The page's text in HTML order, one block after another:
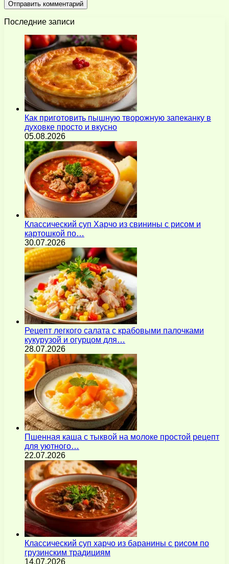
Последние записи
Как приготовить пышную творожную запеканку в
духовке просто и вкусно
05.08.2026
Классический суп Харчо из свинины с рисом и
картошкой по…
30.07.2026
Рецепт легкого салата с крабовыми палочками
кукурузой и огурцом для…
28.07.2026
Пшенная каша с тыквой на молоке простой рецепт
для уютного…
22.07.2026
Классический суп харчо из баранины с рисом по
грузинским традициям
14.07.2026